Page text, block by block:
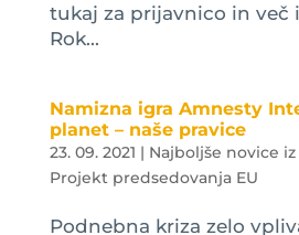
tukaj za prijavnico in več
Rok...
Namizna igra Amnesty
planet – naše pravice
23. 09. 2021 | Najboljše novice iz
Projekt predsedovanja EU
Podnebna kriza zelo